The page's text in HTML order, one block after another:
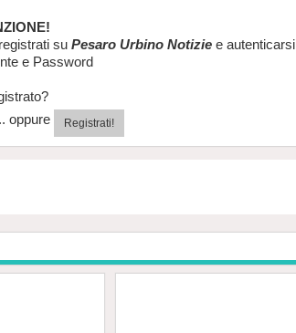
su Pesaro Urbino Notizie e autenticarsi
e Password
oppure Registrati!